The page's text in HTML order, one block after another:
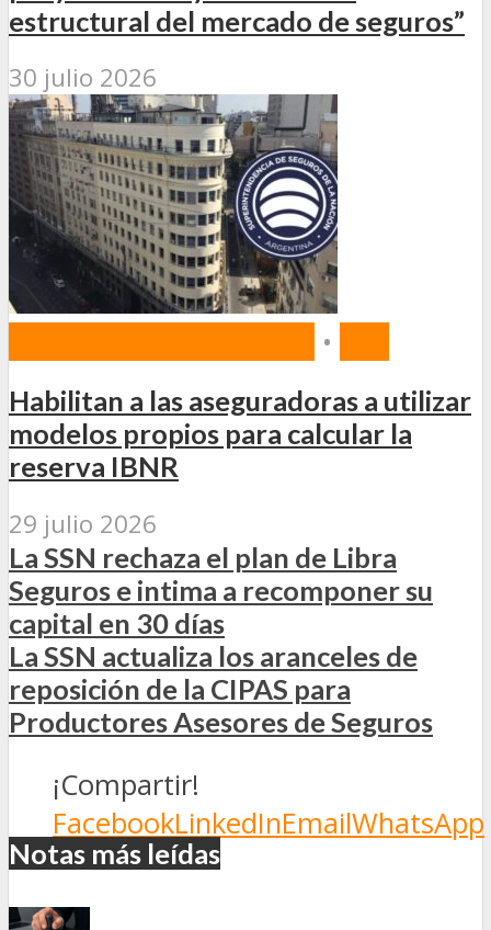
estructural del mercado de seguros”
30 julio 2026
•
Habilitan a las aseguradoras a utilizar
modelos propios para calcular la
reserva IBNR
29 julio 2026
La SSN rechaza el plan de Libra
Seguros e intima a recomponer su
capital en 30 días
La SSN actualiza los aranceles de
reposición de la CIPAS para
Productores Asesores de Seguros
¡Compartir!
FacebookLinkedInEmailWhatsApp
Notas más leídas